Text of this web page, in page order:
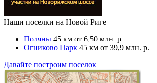
Наши поселки на Новой Риге
Поляны 45 км от 6,50 млн. р.
Огниково Парк 45 км от 39,9 млн. р.
Давайте построим поселок